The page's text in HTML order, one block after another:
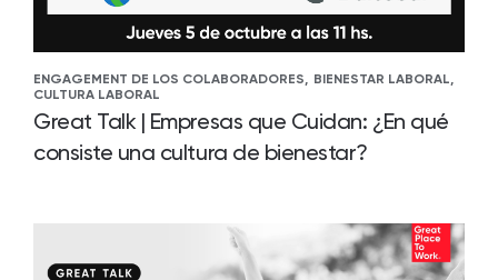
ENGAGEMENT DE LOS COLABORADORES, BIENESTAR LABORAL,
CULTURA LABORAL
Great Talk | Empresas que Cuidan: ¿En qué
consiste una cultura de bienestar?